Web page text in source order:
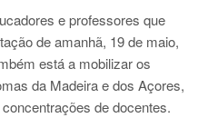
e professores que
de amanhã, 19 de maio,
está a mobilizar os
da Madeira e dos Açores,
de docentes.